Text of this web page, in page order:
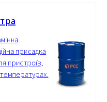
присадка
пристроїв,